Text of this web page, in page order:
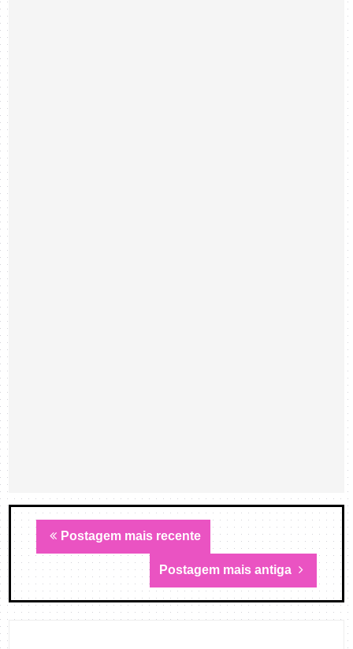
Postagem mais recente
Postagem mais antiga